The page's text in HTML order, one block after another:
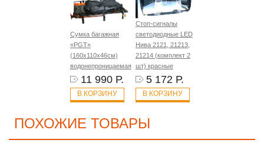
Сумка багажная
«PGT»
(160х110х46см)
водонепроницаемая
11 990 Р.
В КОРЗИНУ
Стоп-сигналы
светодиодные LED
Нива 2121, 21213,
21214 (комплект 2
шт) красные
5 172 Р.
В КОРЗИНУ
ПОХОЖИЕ ТОВАРЫ